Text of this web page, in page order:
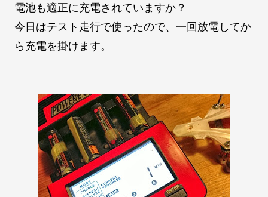
電池も適正に充電されていますか？
今日はテスト走行で使ったので、一回放電してか
ら充電を掛けます。